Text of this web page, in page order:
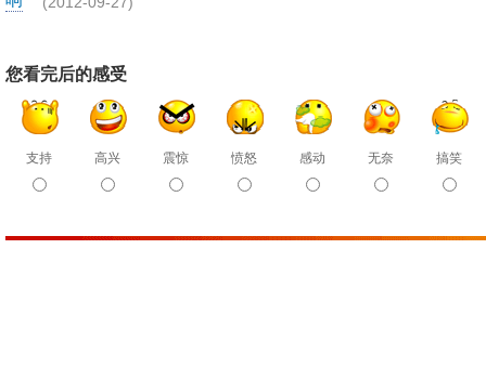
您看完后的感受
支持 高兴 震惊 愤怒 感动 无奈 搞笑